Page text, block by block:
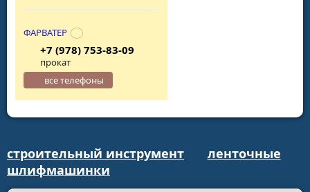
ФАРВАТЕР
+7 (978) 753-83-09
прокат
все телефоны
строительный инструмент
ленточные
шлифмашинки